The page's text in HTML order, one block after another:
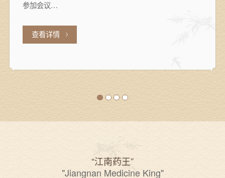
和各部门…
查看详情
“江南药王”
"Jiangnan Medicine King"